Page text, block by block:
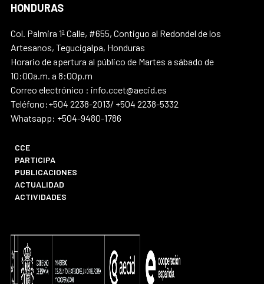
HONDURAS
Col. Palmira 1ª Calle, #655, Contiguo al Redondel de los
Artesanos, Tegucigalpa, Honduras
Horario de apertura al público de Martes a sábado de
10:00a.m. a 8:00p.m
Correo electrónico : info.ccet@aecid.es
Teléfono:+504 2238-2013/ +504 2238-5332
Whatsapp: +504-9480-1786
CCE
PARTICIPA
PUBLICACIONES
ACTUALIDAD
ACTIVIDADES